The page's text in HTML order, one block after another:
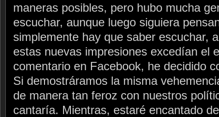
maneras posibles, pero hubo mucha
escuchar, aunque luego siguiera
simplemente hay que saber escuchar,
estas nuevas impresiones excedían el
comentario en Facebook, he decidido
Si demostráramos la misma
de manera tan feroz con nuestros
cantaría. Mientras, estaré encantado